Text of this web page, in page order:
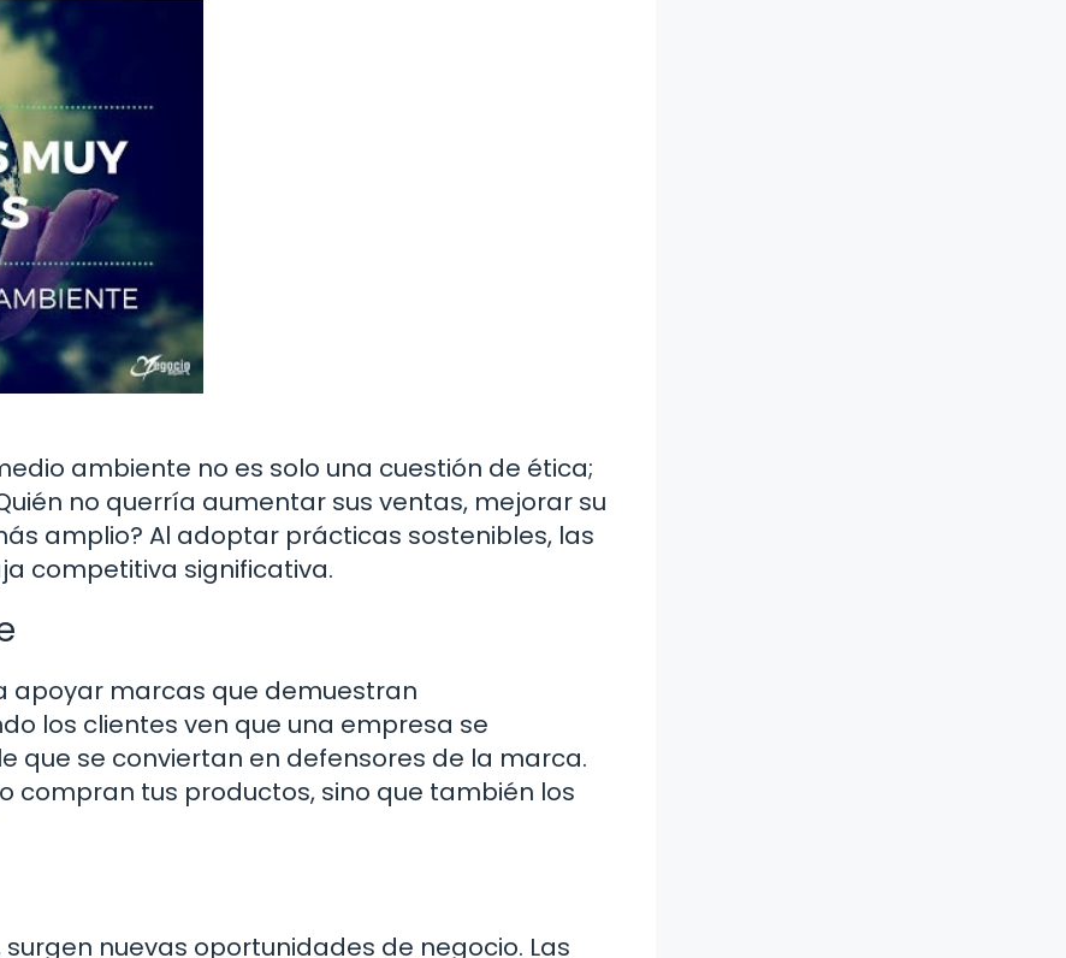
ambiente no es solo una cuestión de ética;
no querría aumentar sus ventas, mejorar su
amplio? Al adoptar prácticas sostenibles, las
competitiva significativa.
apoyar marcas que demuestran
los clientes ven que una empresa se
que se conviertan en defensores de la marca.
compran tus productos, sino que también los
nuevas oportunidades de negocio. Las